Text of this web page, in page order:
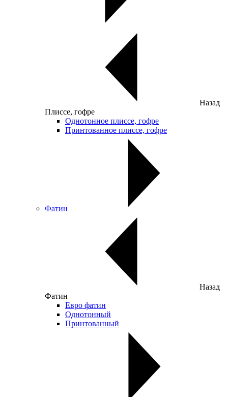
Назад
Плиссе, гофре
Однотонное плиссе, гофре
Принтованное плиссе, гофре
Фатин
Назад
Фатин
Евро фатин
Однотонный
Принтованный